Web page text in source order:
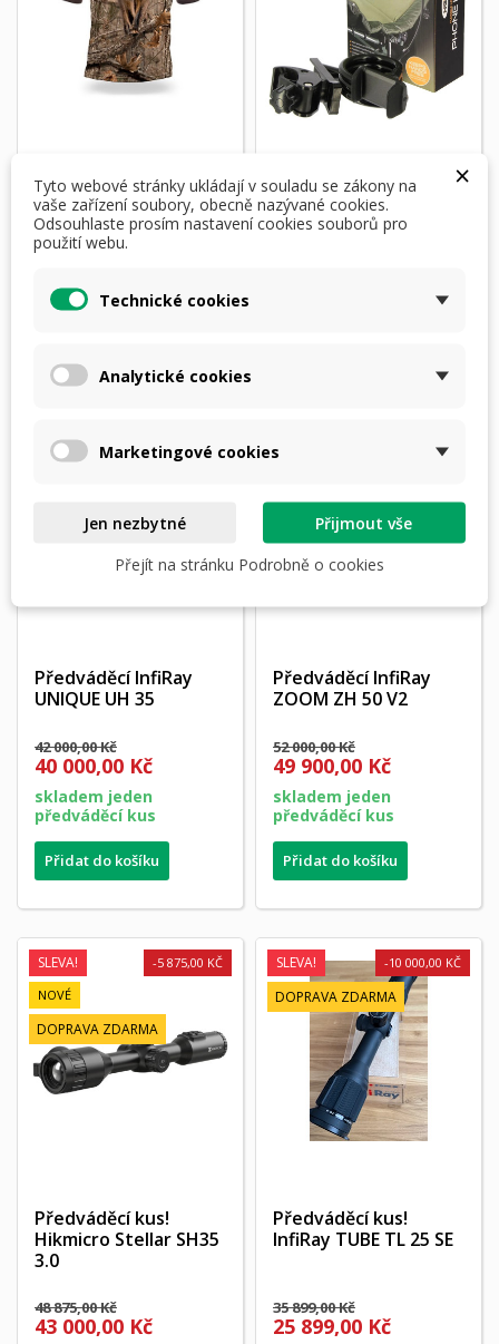
Myslivecké tričko
Liška 3D Kamufláž,
vel.3XL
750,00 Kč 500,00 Kč
NGT Držák Telefonu
na Křeslo/Lehátko
310,00 Kč
DOPRAVA ZDARMA
Předváděcí InfiRay
UNIQUE UH 35
42 000,00 Kč
40 000,00 Kč
skladem jeden
předváděcí kus
Přidat do košíku
DOPRAVA ZDARMA
Předváděcí InfiRay
ZOOM ZH 50 V2
52 000,00 Kč
49 900,00 Kč
skladem jeden
předváděcí kus
Přidat do košíku
SLEVA!
NOVÉ
DOPRAVA ZDARMA
Předváděcí kus!
Hikmicro Stellar SH35
3.0
48 875,00 Kč
-5 875,00 KČ
43 000,00 Kč
SLEVA!
DOPRAVA ZDARMA
Předváděcí kus!
InfiRay TUBE TL 25 SE
35 899,00 Kč
-10 000,00 KČ
25 899,00 Kč
×
Tyto webové stránky ukládají v souladu se zákony na
vaše zařízení soubory, obecně nazývané cookies.
Odsouhlaste prosím nastavení cookies souborů pro
použití webu.
Technické cookies
Analytické cookies
Marketingové cookies
Jen nezbytné
Přijmout vše
Přejít na stránku Podrobně o cookies